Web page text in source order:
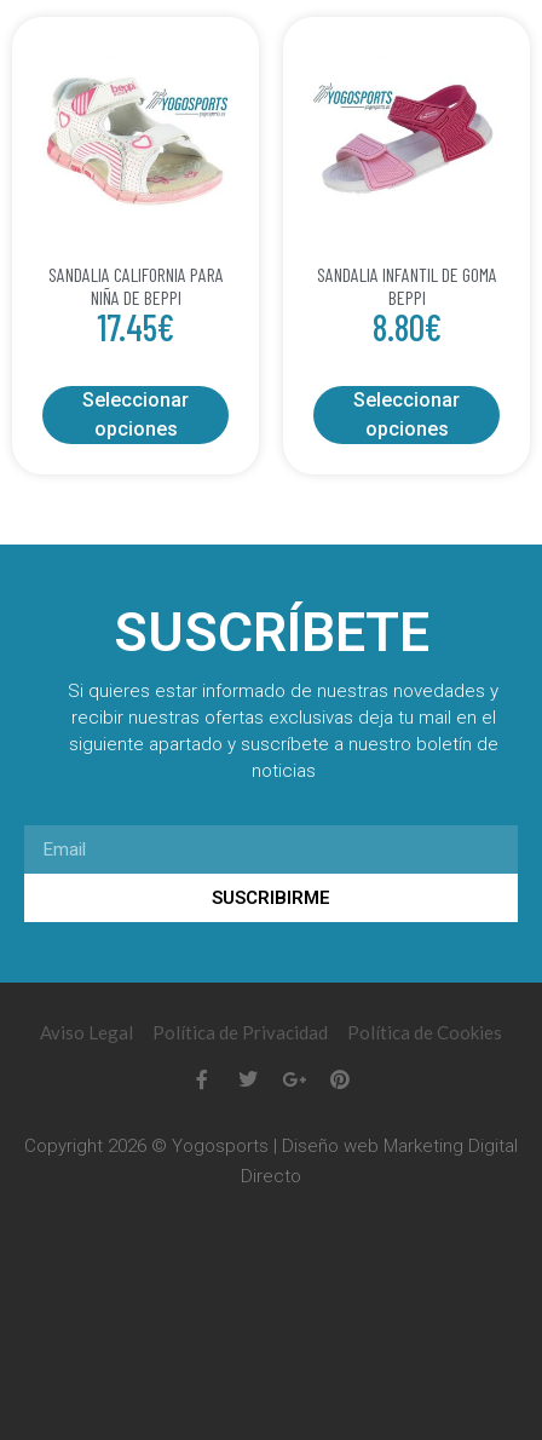
SANDALIA CALIFORNIA PARA
NIÑA DE BEPPI
17.45€
Seleccionar
opciones
SANDALIA INFANTIL DE GOMA
BEPPI
8.80€
Seleccionar
opciones
SUSCRÍBETE
Si quieres estar informado de nuestras novedades y
recibir nuestras ofertas exclusivas deja tu mail en el
siguiente apartado y suscríbete a nuestro boletín de
noticias
SUSCRIBIRME
Aviso Legal Política de Privacidad Política de Cookies
Copyright 2026 © Yogosports | Diseño web Marketing Digital
Directo